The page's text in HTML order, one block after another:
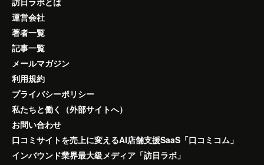
運営会社
著者一覧
記事一覧
メールマガジン
利用規約
プライバシーポリシー
私たちと働く（外部サイトへ）
お問い合わせ
口コミサイトを売上に変えるAI店舗支援SaaS「口コミコム」
インバウンド業界最大級メディア「訪日ラボ」